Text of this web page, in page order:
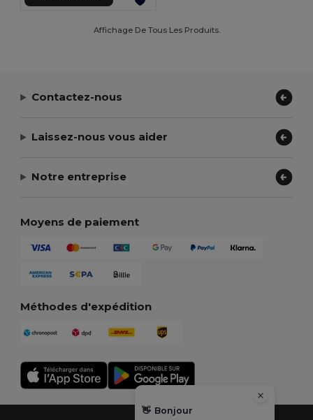
Affichage De Tous Les Produits.
Contactez-nous
Laissez-nous vous aider
Notre entreprise
Moyens de paiement
Méthodes d'expédition
👋 Bonjour